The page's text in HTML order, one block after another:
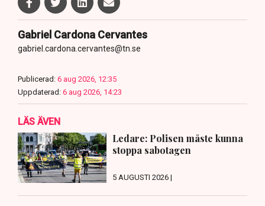
Gabriel Cardona Cervantes
gabriel.cardona.cervantes@tn.se
Publicerad: 6 aug 2026, 12:35
Uppdaterad: 6 aug 2026, 14:23
LÄS ÄVEN
Ledare: Polisen måste kunna
stoppa sabotagen
5 AUGUSTI 2026 |